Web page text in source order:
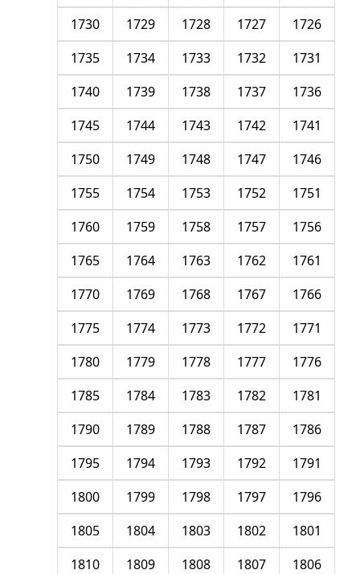
1726
1727
1728
1729
1730
1731
1732
1733
1734
1735
1736
1737
1738
1739
1740
1741
1742
1743
1744
1745
1746
1747
1748
1749
1750
1751
1752
1753
1754
1755
1756
1757
1758
1759
1760
1761
1762
1763
1764
1765
1766
1767
1768
1769
1770
1771
1772
1773
1774
1775
1776
1777
1778
1779
1780
1781
1782
1783
1784
1785
1786
1787
1788
1789
1790
1791
1792
1793
1794
1795
1796
1797
1798
1799
1800
1801
1802
1803
1804
1805
1806
1807
1808
1809
1810